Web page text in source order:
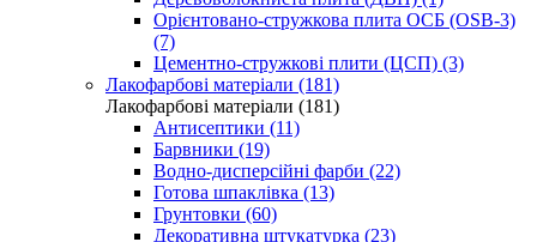
Орієнтовано-стружкова плита ОСБ (OSB-3)
(7)
Цементно-стружкові плити (ЦСП) (3)
Лакофарбові матеріали (181)
Лакофарбові матеріали (181)
Антисептики (11)
Барвники (19)
Водно-дисперсійні фарби (22)
Готова шпаклівка (13)
Грунтовки (60)
Декоративна штукатурка (23)